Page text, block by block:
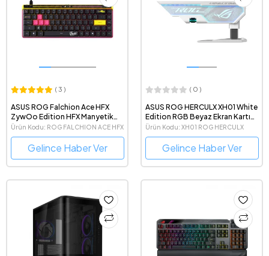
( 3 )
ASUS ROG Falchion Ace HFX
ZywOo Edition HFX Manyetik
Switch 8000Hz Polling Rate
Dokunmatik Panel %65 TKL
Gaming Klavye
Ürün Kodu: ROG FALCHION ACE HFX
ZYW/HFX/U
Gelince Haber Ver
( 0 )
ASUS ROG HERCULX XH01 White
Edition RGB Beyaz Ekran Kartı
Tutucu
Ürün Kodu: XH01 ROG HERCULX
WHITE
Gelince Haber Ver